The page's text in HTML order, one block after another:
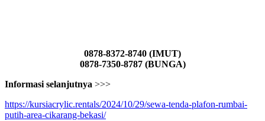
0878-8372-8740 (IMUT)
0878-7350-8787 (BUNGA)
Informasi selanjutnya >>>
https://kursiacrylic.rentals/2024/10/29/sewa-tenda-plafon-rumbai-
putih-area-cikarang-bekasi/